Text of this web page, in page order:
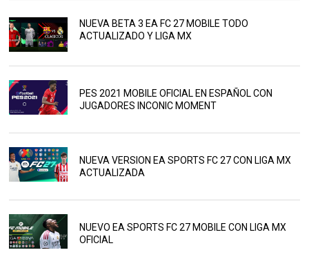
NUEVA BETA 3 EA FC 27 MOBILE TODO
ACTUALIZADO Y LIGA MX
PES 2021 MOBILE OFICIAL EN ESPAÑOL CON
JUGADORES INCONIC MOMENT
NUEVA VERSION EA SPORTS FC 27 CON LIGA MX
ACTUALIZADA
NUEVO EA SPORTS FC 27 MOBILE CON LIGA MX
OFICIAL